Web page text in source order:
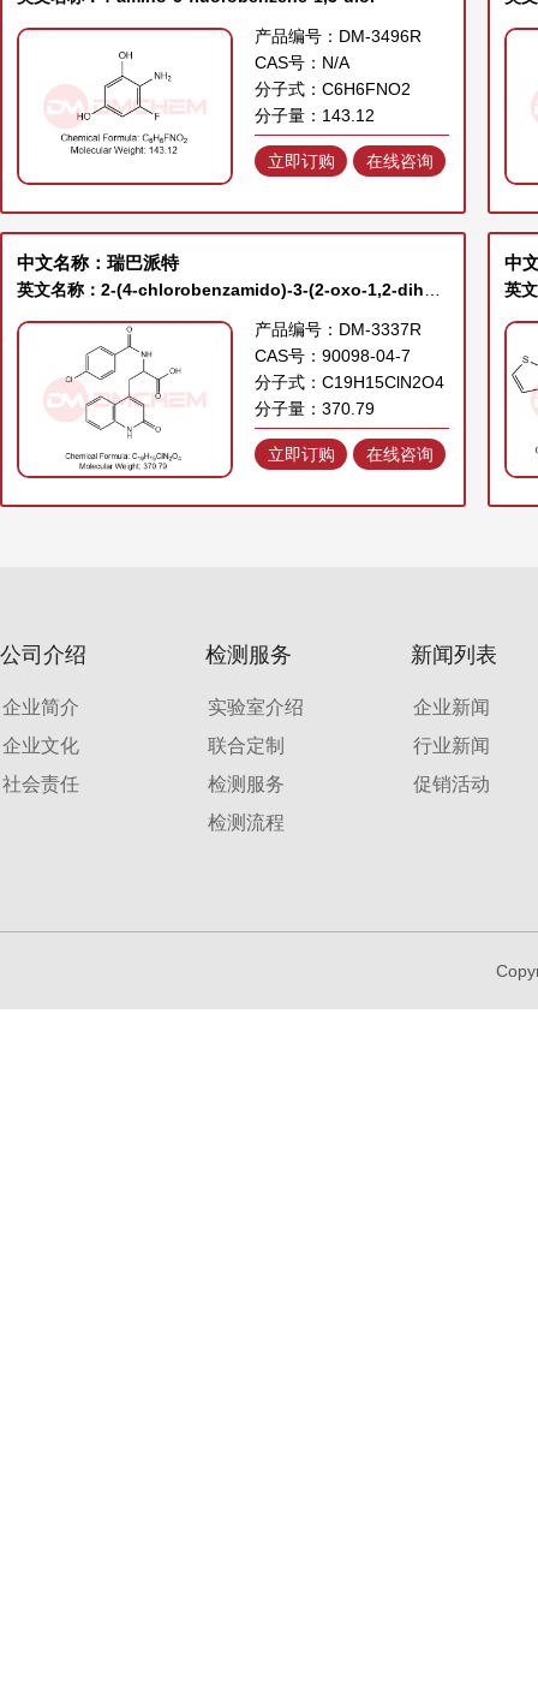
产品编号：DM-3496R
CAS号：N/A
分子式：C6H6FNO2
分子量：143.12
立即订购 在线咨询
中文名称：瑞巴派特
英文名称：2-(4-chlorobenzamido)-3-(2-oxo-1,2-dihydroquinolin-4-yl)propanoic acid
产品编号：DM-3337R
CAS号：90098-04-7
分子式：C19H15ClN2O4
分子量：370.79
立即订购 在线咨询
公司介绍
企业简介
企业文化
社会责任
检测服务
实验室介绍
联合定制
检测服务
检测流程
新闻列表
企业新闻
行业新闻
促销活动